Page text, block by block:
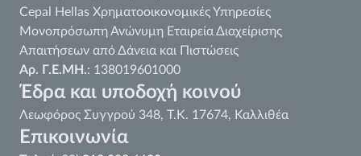
Cepal Hellas Χρηματοοικονομικές Υπηρεσίες
Μονοπρόσωπη Ανώνυμη Εταιρεία Διαχείρισης
Απαιτήσεων από Δάνεια και Πιστώσεις
Αρ. Γ.Ε.ΜΗ.: 138019601000
Έδρα και υποδοχή κοινού
Λεωφόρος Συγγρού 348, Τ.Κ. 17674, Καλλιθέα
Επικοινωνία